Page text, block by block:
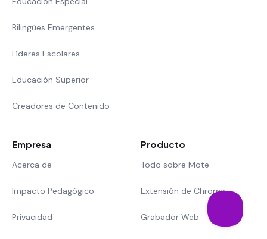
Bilingües Emergentes
Líderes Escolares
Educación Superior
Creadores de Contenido
Empresa
Acerca de
Impacto Pedagógico
Privacidad
Producto
Todo sobre Mote
Extensión de Chrome
Grabador Web